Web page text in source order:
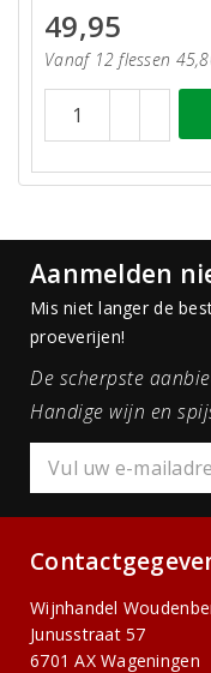
49,95
Vanaf 12 flessen
Aanmelden
Mis niet langer de
proeverijen!
De scherpste
Handige wijn en
Wijnhandel
Junusstraat 57
6701 AX Wageningen